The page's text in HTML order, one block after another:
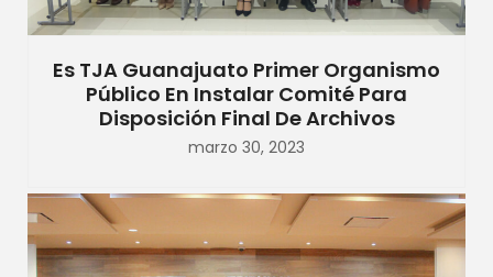
Es TJA Guanajuato Primer Organismo
Público En Instalar Comité Para
Disposición Final De Archivos
marzo 30, 2023